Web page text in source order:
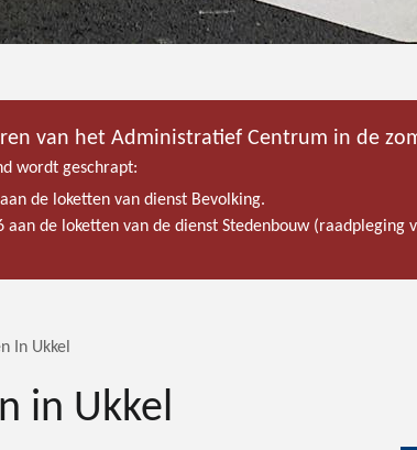
van het Administratief Centrum in de
wordt geschrapt:
de loketten van dienst Bevolking.
aan de loketten van de dienst Stedenbouw (raadpleging
In Ukkel
in Ukkel